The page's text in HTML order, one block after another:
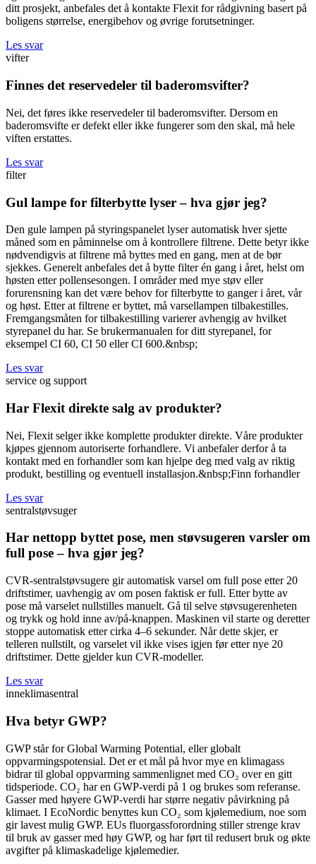
ditt prosjekt, anbefales det å kontakte Flexit for rådgivning basert på
boligens størrelse, energibehov og øvrige forutsetninger.
Les svar
vifter
Finnes det reservedeler til baderomsvifter?
Nei, det føres ikke reservedeler til baderomsvifter. Dersom en
baderomsvifte er defekt eller ikke fungerer som den skal, må hele
viften erstattes.
Les svar
filter
Gul lampe for filterbytte lyser – hva gjør jeg?
Den gule lampen på styringspanelet lyser automatisk hver sjette
måned som en påminnelse om å kontrollere filtrene. Dette betyr ikke
nødvendigvis at filtrene må byttes med en gang, men at de bør
sjekkes. Generelt anbefales det å bytte filter én gang i året, helst om
høsten etter pollensesongen. I områder med mye støv eller
forurensning kan det være behov for filterbytte to ganger i året, vår
og høst. Etter at filtrene er byttet, må varsellampen tilbakestilles.
Fremgangsmåten for tilbakestilling varierer avhengig av hvilket
styrepanel du har. Se brukermanualen for ditt styrepanel, for
eksempel CI 60, CI 50 eller CI 600.&nbsp;
Les svar
service og support
Har Flexit direkte salg av produkter?
Nei, Flexit selger ikke komplette produkter direkte. Våre produkter
kjøpes gjennom autoriserte forhandlere. Vi anbefaler derfor å ta
kontakt med en forhandler som kan hjelpe deg med valg av riktig
produkt, bestilling og eventuell installasjon.&nbsp;Finn forhandler
Les svar
sentralstøvsuger
Har nettopp byttet pose, men støvsugeren varsler om
full pose – hva gjør jeg?
CVR-sentralstøvsugere gir automatisk varsel om full pose etter 20
driftstimer, uavhengig av om posen faktisk er full. Etter bytte av
pose må varselet nullstilles manuelt. Gå til selve støvsugerenheten
og trykk og hold inne av/på-knappen. Maskinen vil starte og deretter
stoppe automatisk etter cirka 4–6 sekunder. Når dette skjer, er
telleren nullstilt, og varselet vil ikke vises igjen før etter nye 20
driftstimer. Dette gjelder kun CVR-modeller.
Les svar
inneklimasentral
Hva betyr GWP?
GWP står for Global Warming Potential, eller globalt
oppvarmingspotensial. Det er et mål på hvor mye en klimagass
bidrar til global oppvarming sammenlignet med CO₂ over en gitt
tidsperiode. CO₂ har en GWP-verdi på 1 og brukes som referanse.
Gasser med høyere GWP-verdi har større negativ påvirkning på
klimaet. I EcoNordic benyttes kun CO₂ som kjølemedium, noe som
gir lavest mulig GWP. EUs fluorgassforordning stiller strenge krav
til bruk av gasser med høy GWP, og har ført til redusert bruk og økte
avgifter på klimaskadelige kjølemedier.